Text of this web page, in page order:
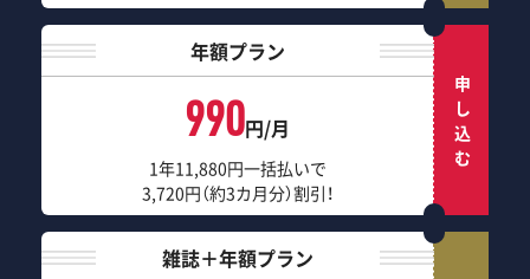
年額プラン
990円/月
1年11,880円一括払いで
3,720円（約3カ月分）割引！
申し込む
雑誌＋年額プラン